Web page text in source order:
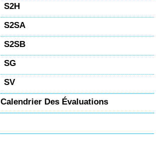
S2H
S2SA
S2SB
SG
SV
Calendrier Des Évaluations